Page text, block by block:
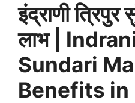
इंद्राणी
लाभ |
Sundari
Benefits in